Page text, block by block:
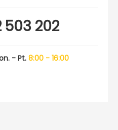
503 202
- Pt. 8:00 - 16:00